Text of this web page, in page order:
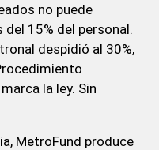
no puede
15% del personal.
despidió al 30%,
la ley. Sin
MetroFund produce